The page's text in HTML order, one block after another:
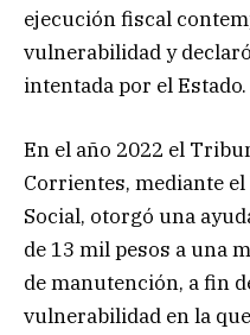
ejecución fiscal
vulnerabilidad y
intentada por el Estado.
En el año 2022 el
Corrientes, mediante
Social, otorgó una
de 13 mil pesos a una
de manutención, a fin
vulnerabilidad en la